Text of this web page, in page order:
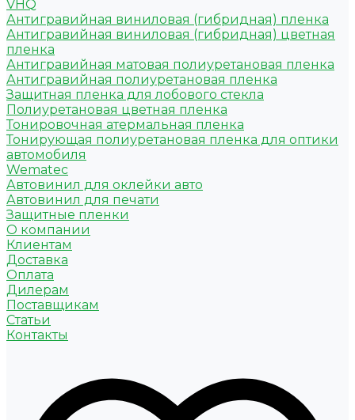
VHQ
Антигравийная виниловая (гибридная) пленка
Антигравийная виниловая (гибридная) цветная
пленка
Антигравийная матовая полиуретановая пленка
Антигравийная полиуретановая пленка
Защитная пленка для лобового стекла
Полиуретановая цветная пленка
Тонировочная атермальная пленка
Тонирующая полиуретановая пленка для оптики
автомобиля
Wematec
Автовинил для оклейки авто
Автовинил для печати
Защитные пленки
О компании
Клиентам
Доставка
Оплата
Дилерам
Поставщикам
Статьи
Контакты